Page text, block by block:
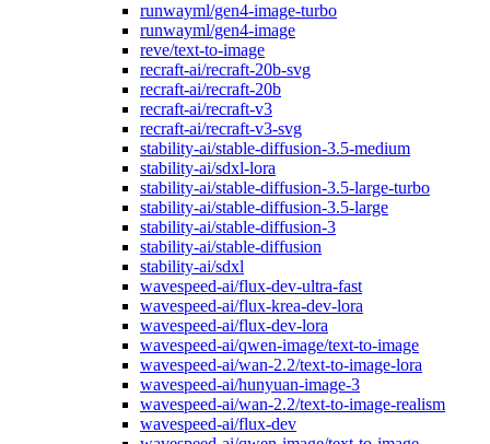
runwayml/gen4-image-turbo
runwayml/gen4-image
reve/text-to-image
recraft-ai/recraft-20b-svg
recraft-ai/recraft-20b
recraft-ai/recraft-v3
recraft-ai/recraft-v3-svg
stability-ai/stable-diffusion-3.5-medium
stability-ai/sdxl-lora
stability-ai/stable-diffusion-3.5-large-turbo
stability-ai/stable-diffusion-3.5-large
stability-ai/stable-diffusion-3
stability-ai/stable-diffusion
stability-ai/sdxl
wavespeed-ai/flux-dev-ultra-fast
wavespeed-ai/flux-krea-dev-lora
wavespeed-ai/flux-dev-lora
wavespeed-ai/qwen-image/text-to-image
wavespeed-ai/wan-2.2/text-to-image-lora
wavespeed-ai/hunyuan-image-3
wavespeed-ai/wan-2.2/text-to-image-realism
wavespeed-ai/flux-dev